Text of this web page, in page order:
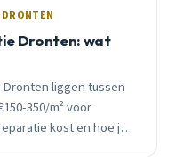
Dronten: wat
liggen tussen
350/m² voor
kost en hoe je